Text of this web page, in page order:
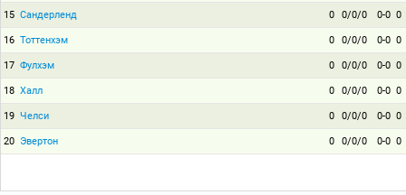
15 Сандерленд 0 0/0/0 0-0 0
16 Тоттенхэм 0 0/0/0 0-0 0
17 Фулхэм 0 0/0/0 0-0 0
18 Халл 0 0/0/0 0-0 0
19 Челси 0 0/0/0 0-0 0
20 Эвертон 0 0/0/0 0-0 0